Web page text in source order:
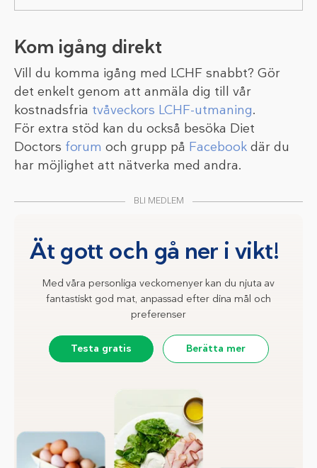
Kom igång direkt
Vill du komma igång med LCHF snabbt? Gör
det enkelt genom att anmäla dig till vår
kostnadsfria tvåveckors LCHF-utmaning.
För extra stöd kan du också besöka Diet
Doctors forum och grupp på Facebook där du
har möjlighet att nätverka med andra.
BLI MEDLEM
Ät gott och gå ner i vikt!
Med våra personliga veckomenyer kan du njuta av
fantastiskt god mat, anpassad efter dina mål och
preferenser
Testa gratis Berätta mer